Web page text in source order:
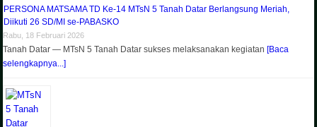
PERSONA MATSAMA TD Ke-14 MTsN 5 Tanah Datar Berlangsung Meriah,
Diikuti 26 SD/MI se-PABASKO
Rabu, 18 Februari 2026
Tanah Datar — MTsN 5 Tanah Datar sukses melaksanakan kegiatan[Baca
selengkapnya...]